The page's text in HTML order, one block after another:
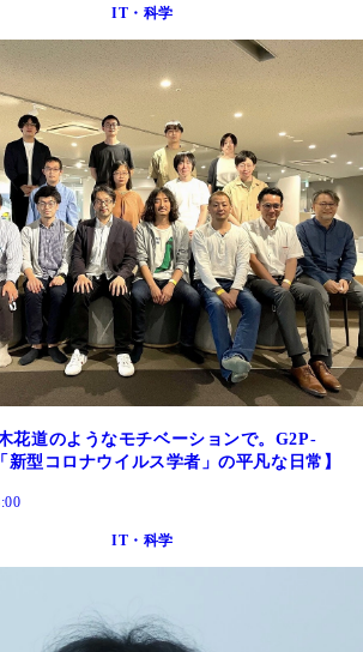
IT・科学
花道のようなモチベーションで。G2P-
新型コロナウイルス学者」の平凡な日常】
IT・科学